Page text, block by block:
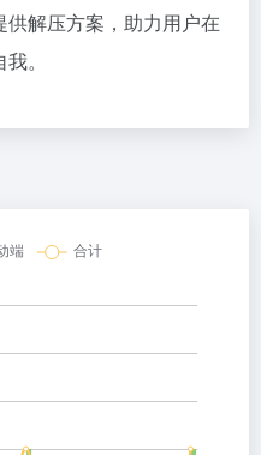
解压方案，助力用户在
。